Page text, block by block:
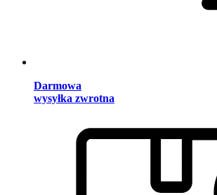
Darmowa
wysyłka zwrotna